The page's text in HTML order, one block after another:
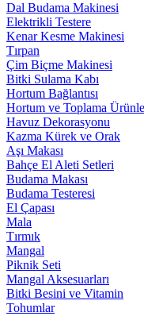
Dal Budama Makinesi
Elektrikli Testere
Kenar Kesme Makinesi
Tırpan
Çim Biçme Makinesi
Bitki Sulama Kabı
Hortum Bağlantısı
Hortum ve Toplama
Havuz Dekorasyonu
Kazma Kürek ve Orak
Aşı Makası
Bahçe El Aleti Setleri
Budama Makası
Budama Testeresi
El Çapası
Mala
Tırmık
Mangal
Piknik Seti
Mangal Aksesuarları
Bitki Besini ve Vitamin
Tohumlar